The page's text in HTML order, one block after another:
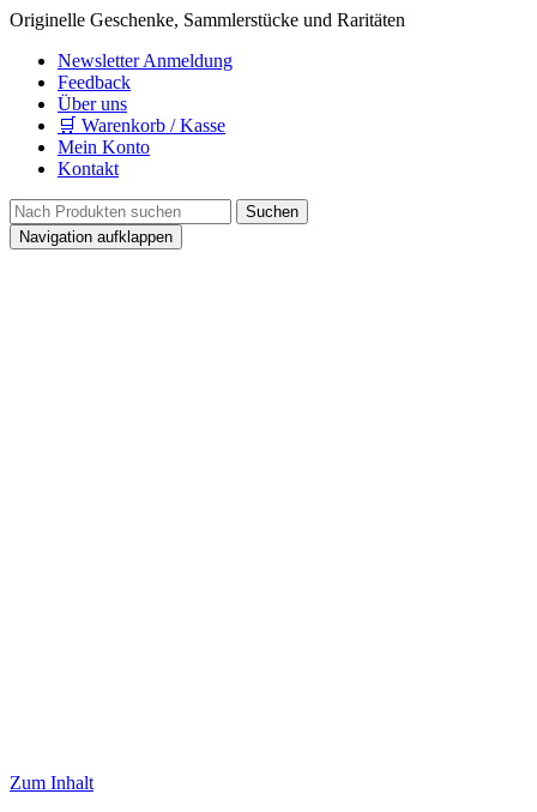
Originelle Geschenke, Sammlerstücke und Raritäten
Newsletter Anmeldung
Feedback
Über uns
🛒 Warenkorb / Kasse
Mein Konto
Kontakt
Navigation aufklappen
Zum Inhalt